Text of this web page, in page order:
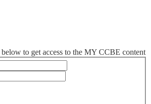
to get access to the MY CCBE content